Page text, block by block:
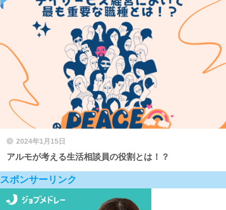
2024年1月15日
アルモが考える生活相談員の役割とは！？
スポンサーリンク